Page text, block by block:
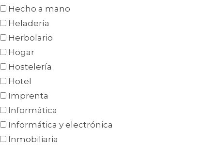
Hecho a mano
Heladería
Herbolario
Hogar
Hostelería
Hotel
Imprenta
Informática
Informática y electrónica
Inmobiliaria